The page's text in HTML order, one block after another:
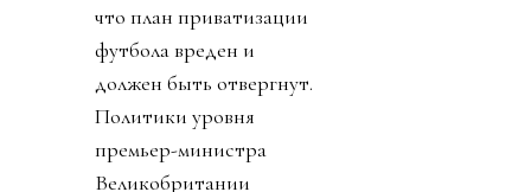
что план приватизации
футбола вреден и
должен быть отвергнут.
Политики уровня
премьер-министра
Великобритании